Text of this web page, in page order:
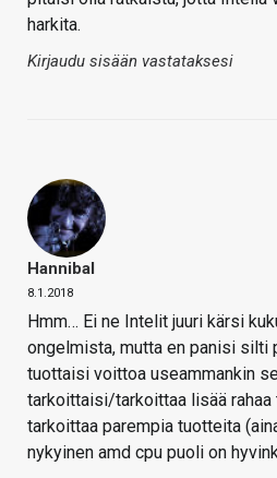
harkita.
Kirjaudu sisään vastataksesi
Hannibal
8.1.2018
Hmm… Ei ne Intelit juuri kärsi
ongelmista, mutta en panisi silti
tuottaisi voittoa useammankin
tarkoittaisi/tarkoittaa lisää
tarkoittaa parempia tuotteita
nykyinen amd cpu puoli on